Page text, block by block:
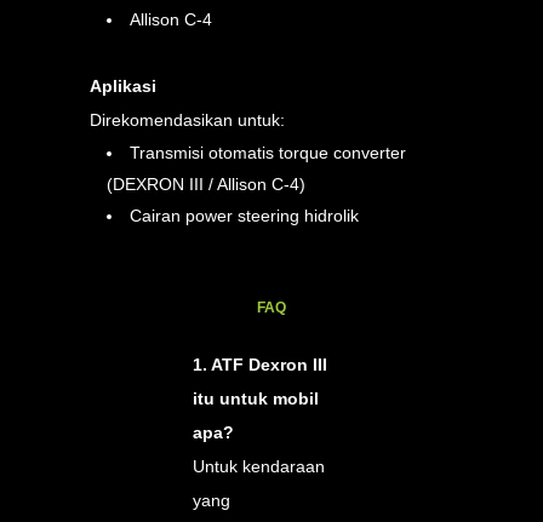
Allison C-4
Aplikasi
Direkomendasikan untuk:
Transmisi otomatis torque converter
(DEXRON III / Allison C-4)
Cairan power steering hidrolik
FAQ
1. ATF Dexron III
itu untuk mobil
apa?
Untuk kendaraan
yang